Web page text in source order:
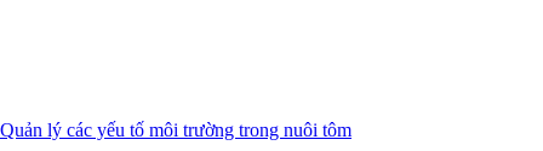
Quản lý các yếu tố môi trường trong nuôi tôm